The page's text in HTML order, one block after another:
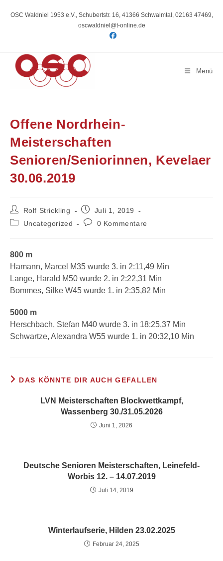
InhaltOSC Waldniel 1953 e.V., Schubertstr. 16, 41366 Schwalmtal, 02163 47469,
oscwaldniel@t-online.de
Menü
Offene Nordrhein-
Meisterschaften
Senioren/Seniorinnen, Kevelaer
30.06.2019
Beitrags-
Autor:
Rolf Strickling
Beitrag
veröffentlicht:
Juli 1, 2019
Beitrags-Uncategorized
Beitrags-
0 Kommentare
800 m
Hamann, Marcel M35 wurde 3. in 2:11,49 Min
Lange, Harald M50 wurde 2. in 2:22,31 Min
Bommes, Silke W45 wurde 1. in 2:35,82 Min
5000 m
Herschbach, Stefan M40 wurde 3. in 18:25,37 Min
Schwartze, Alexandra W55 wurde 1. in 20:32,10 Min
DAS KÖNNTE DIR AUCH GEFALLEN
LVN Meisterschaften Blockwettkampf,
Wassenberg 30./31.05.2026
Juni 1, 2026
Deutsche Senioren Meisterschaften, Leinefeld-
Worbis 12. – 14.07.2019
Juli 14, 2019
Winterlaufserie, Hilden 23.02.2025
Februar 24, 2025